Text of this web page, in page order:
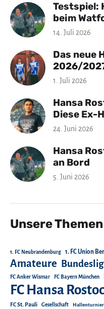
Testspiel:
beim
14. Juli 2026
Das neue
2026/
1. Juli 2026
Hansa
Diese Ex-
24. Juni 2026
Hansa
an Bord
5. Juni 2026
Unsere Themen
1. FC Neubrandenburg 1. FC Union
Amateure
FC Anker Wismar FC Bayern München
FC Hansa
FC St. Pauli Gesellschaft